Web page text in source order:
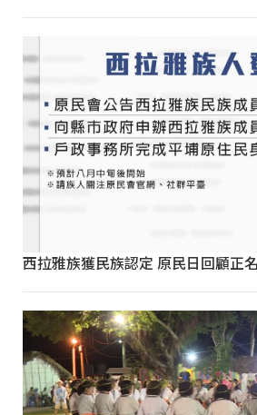
西拉雅族獲民族認定 原民日回顧正